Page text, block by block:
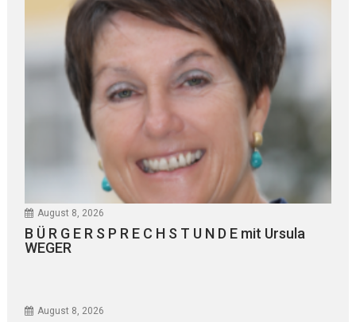
August 8, 2026
B Ü R G E R S P R E C H S T U N D E mit Ursula
WEGER
August 8, 2026